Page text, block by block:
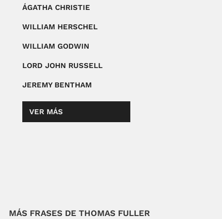
ÁGATHA CHRISTIE
WILLIAM HERSCHEL
WILLIAM GODWIN
LORD JOHN RUSSELL
JEREMY BENTHAM
VER MÁS
MÁS FRASES DE THOMAS FULLER